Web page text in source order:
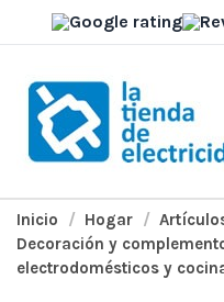
Inicio Hogar
Decoración y
electrodomésticos y